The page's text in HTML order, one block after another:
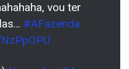
vou ter
#AFazenda